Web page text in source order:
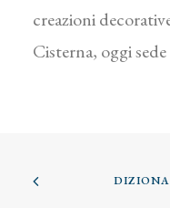
creazioni
Cisterna, oggi